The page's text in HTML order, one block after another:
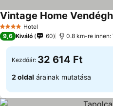
4 KategóriaHotel
Vintage Home
9,6 Kiváló 60 0.8 km-re innen:
Kezdőár: 32 614 Ft
2 oldal árainak mutatása